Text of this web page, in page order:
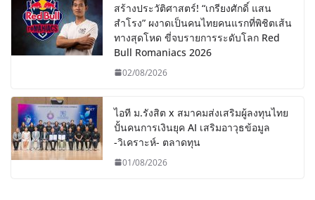
สร้างประวัติศาสตร์! “เกรียงศักดิ์ แสน
สำโรง” ผงาดเป็นคนไทยคนแรกที่พิชิตเส้น
ทางสุดโหด ขี่จบรายการระดับโลก Red
Bull Romaniacs 2026
02/08/2026
ไอที ม.รังสิต x สมาคมส่งเสริมผู้ลงทุนไทย
ปั้นคนการเงินยุค AI เสริมอาวุธข้อมูล
-วิเคราะห์- ตลาดทุน
01/08/2026